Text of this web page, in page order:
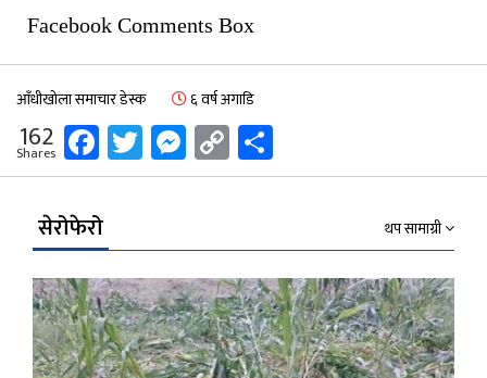
Facebook Comments Box
आँधीखोला समाचार डेस्क ६ वर्ष अगाडि
162
Shares Facebook
Twitter
Messenger
Copy
Link
सेरोफेरो थप सामाग्री